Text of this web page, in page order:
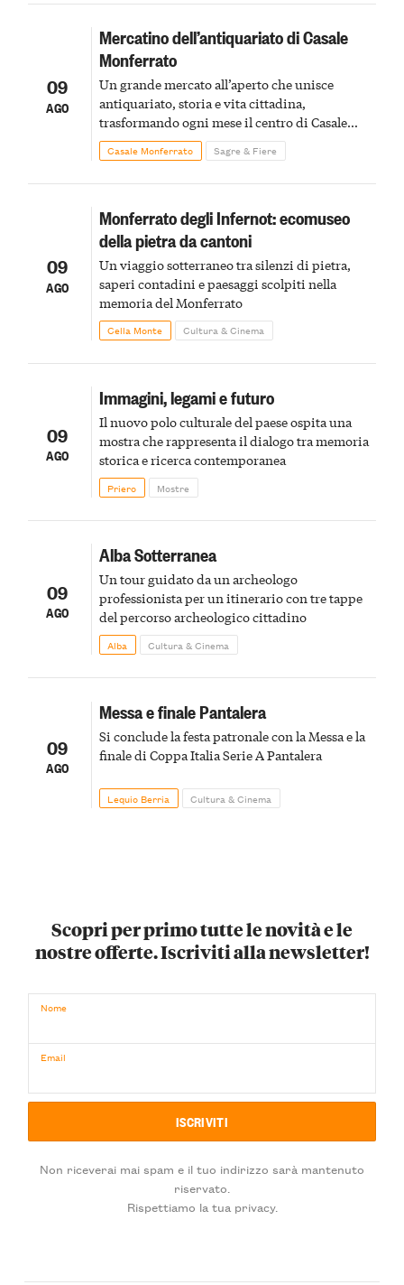
09
AGO
Mercatino dell’antiquariato di Casale
Monferrato
Un grande mercato all’aperto che unisce
antiquariato, storia e vita cittadina,
trasformando ogni mese il centro di Casale
Monferrato in un luogo di scoperta e racconto
Casale Monferrato Sagre & Fiere
09
AGO
Monferrato degli Infernot: ecomuseo
della pietra da cantoni
Un viaggio sotterraneo tra silenzi di pietra,
saperi contadini e paesaggi scolpiti nella
memoria del Monferrato
Cella Monte Cultura & Cinema
09
AGO
Immagini, legami e futuro
Il nuovo polo culturale del paese ospita una
mostra che rappresenta il dialogo tra memoria
storica e ricerca contemporanea
Priero Mostre
09
AGO
Alba Sotterranea
Un tour guidato da un archeologo
professionista per un itinerario con tre tappe
del percorso archeologico cittadino
Alba Cultura & Cinema
09
AGO
Messa e finale Pantalera
Si conclude la festa patronale con la Messa e la
finale di Coppa Italia Serie A Pantalera
Lequio Berria Cultura & Cinema
Scopri per primo tutte le novità e le
nostre offerte. Iscriviti alla newsletter!
Nome
Email
Non riceverai mai spam e il tuo indirizzo sarà mantenuto
riservato.
Rispettiamo la tua privacy.